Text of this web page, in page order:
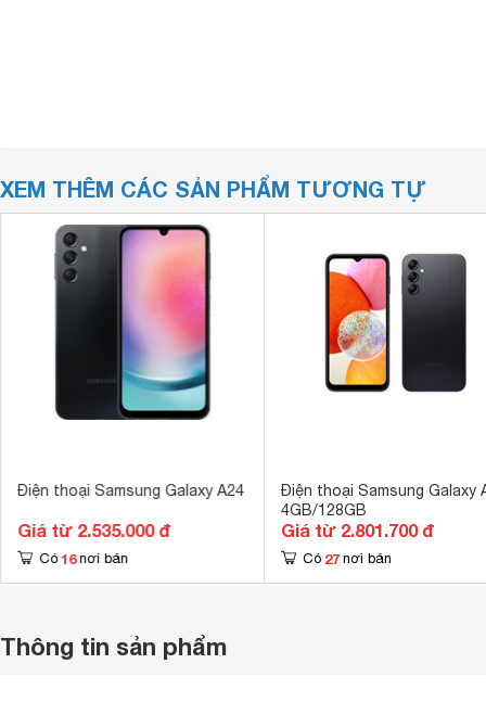
XEM THÊM CÁC SẢN PHẨM TƯƠNG TỰ
Điện thoại Samsung Galaxy A24
Giá từ 2.535.000 đ
Có 16 nơi bán
Điện thoại Samsung Galaxy
4GB/128GB
Giá từ 2.801.700 đ
Có 27 nơi bán
Thông tin sản phẩm